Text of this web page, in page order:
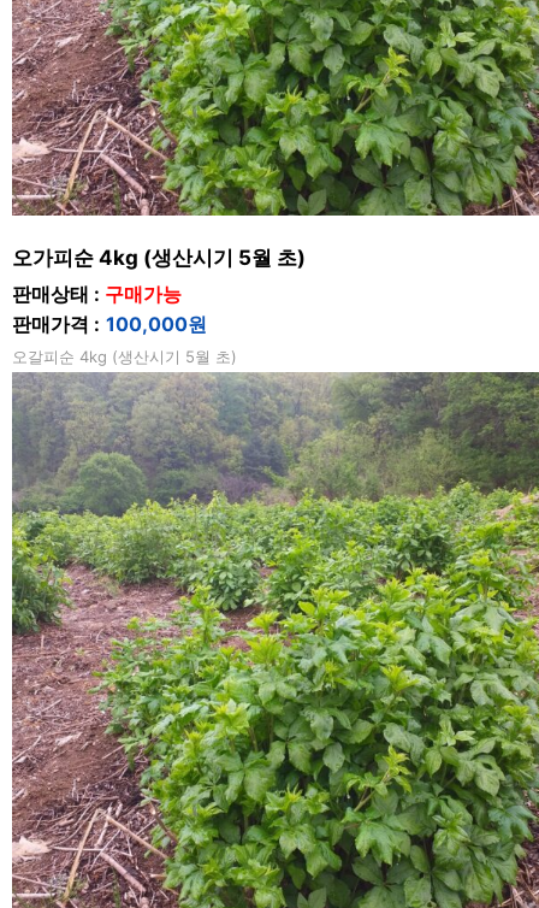
오가피순 4kg (생산시기 5월 초)
판매상태 : 구매가능
판매가격 : 100,000원
오갈피순 4kg (생산시기 5월 초)